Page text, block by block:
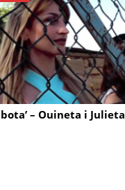
bota’ – Ouineta i Julieta